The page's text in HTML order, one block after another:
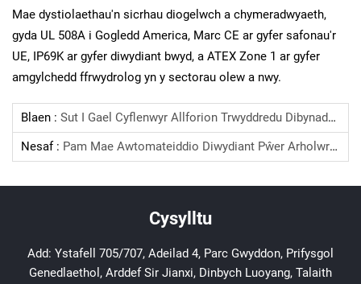
Mae dystiolaethau'n sicrhau diogelwch a chymeradwyaeth,
gyda UL 508A i Gogledd America, Marc CE ar gyfer safonau'r
UE, IP69K ar gyfer diwydiant bwyd, a ATEX Zone 1 ar gyfer
amgylchedd ffrwydrolog yn y sectorau olew a nwy.
Blaen : Sut I Gael Cyflenwyr Allforion Trwyddredu Dibynadwy Ar Gyfer Prosiectau Pŵer?
Nesaf : Pam Mae Awtomateiddio Diwydiant Pŵer Arholwr Yn Cyflawni Anghenion?
Cysylltu
Add: Ystafell 705/707, Adeilad 4, Parc Gwyddon, Prifysgol
Genedlaethol, Arddef Sir Jianxi, Dinbych Luoyang, Talaith